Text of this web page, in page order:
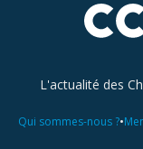
L'actualité des
Qui sommes-nous ?•